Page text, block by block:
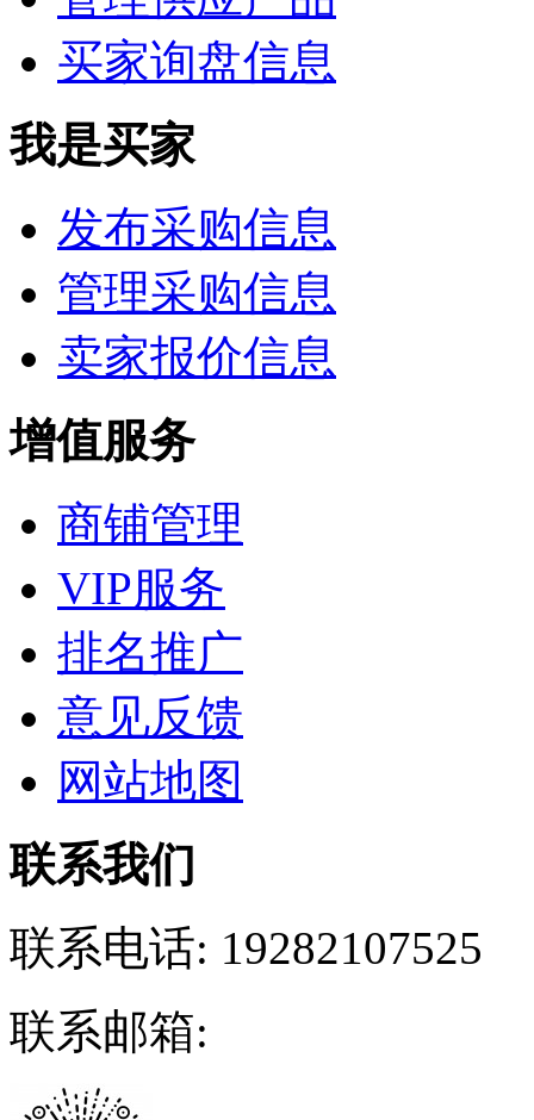
买家询盘信息
我是买家
发布采购信息
管理采购信息
卖家报价信息
增值服务
商铺管理
VIP服务
排名推广
意见反馈
网站地图
联系我们
联系电话: 19282107525
联系邮箱: